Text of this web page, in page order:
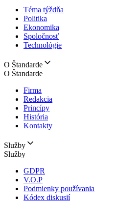
Téma týždňa
Politika
Ekonomika
Spoločnosť
Technológie
O Štandarde
O Štandarde
Firma
Redakcia
Princípy
História
Kontakty
Služby
Služby
GDPR
V.O.P
Podmienky používania
Kódex diskusií